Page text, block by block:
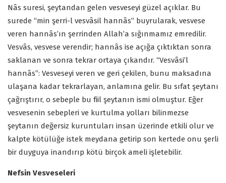
Nâs suresi, şeytandan gelen vesveseyi güzel açıklar. Bu
surede “min şerri-l vesvâsil hannâs” buyrularak, vesvese
veren hannâs’ın şerrinden Allah’a sığınmamız emredilir.
Vesvâs, vesvese verendir; hannâs ise açığa çıktıktan sonra
saklanan ve sonra tekrar ortaya çıkandır. “Vesvâsi’l
hannâs”: Vesveseyi veren ve geri çekilen, bunu maksadına
ulaşana kadar tekrarlayan, anlamına gelir. Bu sıfat şeytanı
çağrıştırır, o sebeple bu fiil şeytanın ismi olmuştur. Eğer
vesvesenin sebepleri ve kurtulma yolları bilinmezse
şeytanın değersiz kuruntuları insan üzerinde etkili olur ve
kalpte kötülüğe istek meydana getirip son kertede onu şerli
bir duyguya inandırıp kötü birçok ameli işletebilir.
Nefsin Vesveseleri